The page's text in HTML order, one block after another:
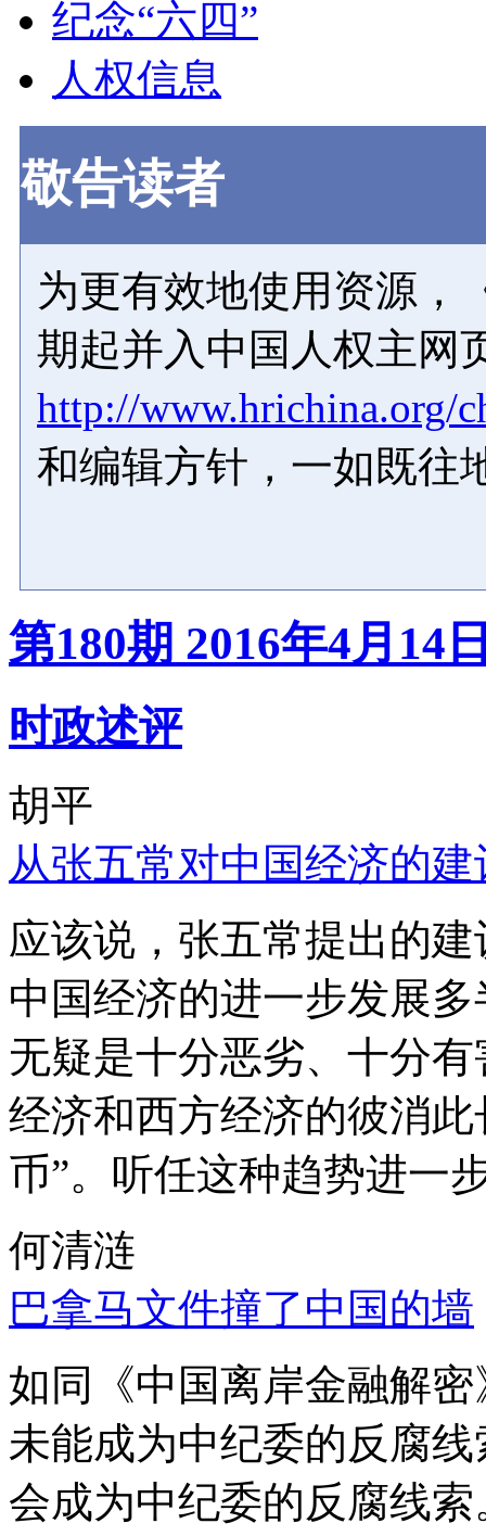
纪念“六四”
人权信息
敬告读者
为更有效地使用资源，
期起并入中国人权主网
http://www.hrichina.org/
和编辑方针，一如既往
第180期 2016年4月14
时政述评
胡平
从张五常对中国经济的
应该说，张五常提出的
中国经济的进一步发展
无疑是十分恶劣、十分
经济和西方经济的彼消
币”。听任这种趋势进一
何清涟
巴拿马文件撞了中国的墙
如同《中国离岸金融解
未能成为中纪委的反腐
会成为中纪委的反腐线